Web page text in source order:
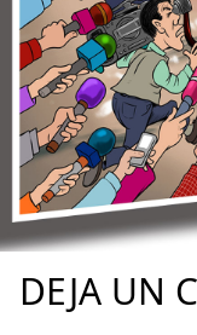
DEJA UN